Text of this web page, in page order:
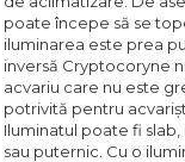
poate începe să se
iluminarea este prea
inversă Cryptocoryne
acvariu care nu este
potrivită pentru
Iluminatul poate fi
sau puternic. Cu o